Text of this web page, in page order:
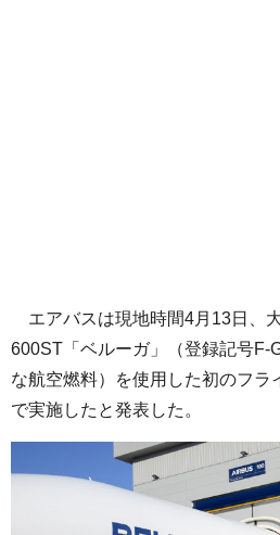
エアバスは現地時間4月13日、
600ST「ベルーガ」（登録記号F-
な航空燃料）を使用した初のフラ
で実施したと発表した。